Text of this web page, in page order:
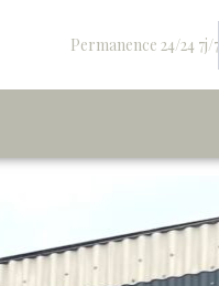
Permanence 24/24 7j/7